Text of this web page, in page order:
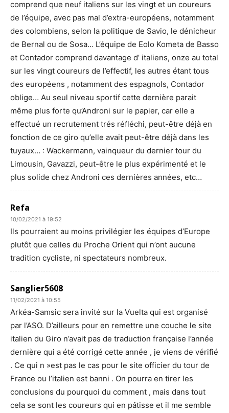
comprend que neuf italiens sur les vingt et un coureurs
de l’équipe, avec pas mal d’extra-européens, notamment
des colombiens, selon la politique de Savio, le dénicheur
de Bernal ou de Sosa… L’équipe de Eolo Kometa de Basso
et Contador comprend davantage d’ italiens, onze au total
sur les vingt coureurs de l’effectif, les autres étant tous
des européens , notamment des espagnols, Contador
oblige… Au seul niveau sportif cette dernière parait
même plus forte qu’Androni sur le papier, car elle a
effectué un recrutement trés réfléchi, peut-être déjà en
fonction de ce giro qu’elle avait peut-être déjà dans les
tuyaux… : Wackermann, vainqueur du dernier tour du
Limousin, Gavazzi, peut-être le plus expérimenté et le
plus solide chez Androni ces dernières années, etc…
Refa
10/02/2021 à 19:52
Ils pourraient au moins privilégier les équipes d’Europe
plutôt que celles du Proche Orient qui n’ont aucune
tradition cycliste, ni spectateurs nombreux.
Sanglier5608
11/02/2021 à 10:55
Arkéa-Samsic sera invité sur la Vuelta qui est organisé
par l’ASO. D’ailleurs pour en remettre une couche le site
italien du Giro n’avait pas de traduction française l’année
dernière qui a été corrigé cette année , je viens de vérifié
. Ce qui n »est pas le cas pour le site officier du tour de
France ou l’italien est banni . On pourra en tirer les
conclusions du pourquoi du comment , mais dans tout
cela se sont les coureurs qui en pâtisse et il me semble